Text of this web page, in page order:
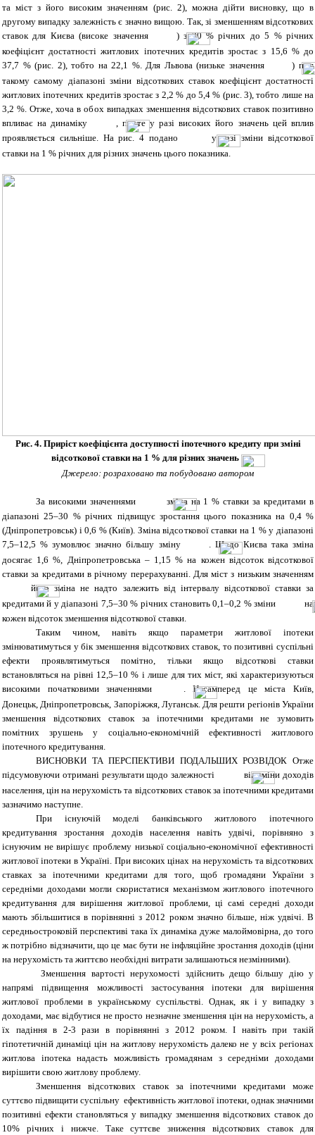
та міст з його високим значенням (рис. 2), можна дійти висновку, що в
другому випадку залежність є значно вищою. Так, зі зменшенням відсоткових
ставок для Києва (високе значення
) з 30 % річних до 5 % річних
коефіцієнт достатності житлових іпотечних кредитів зростає з 15,6 % до
37,7 % (рис. 2), тобто на 22,1 %. Для Львова (низьке значення
) при
такому самому діапазоні зміни відсоткових ставок коефіцієнт достатності
житлових іпотечних кредитів зростає з 2,2 % до 5,4 % (рис. 3), тобто лише на
3,2 %. Отже, хоча в обох випадках зменшення відсоткових ставок позитивно
впливає на динаміку
, проте у разі високих його значень цей вплив
проявляється сильніше. На рис. 4 подано
у разі зміни відсоткової
ставки на 1 % річних для різних значень цього показника.
Рис. 4. Приріст коефіцієнта доступності іпотечного кредиту при зміні
відсоткової ставки на 1 % для різних значень
Джерело: розраховано та побудовано автором
За високими значеннями
зміна на 1 % ставки за кредитами в
діапазоні 25–30 % річних підвищує зростання цього показника на 0,4 %
(Дніпропетровськ) і 0,6 % (Київ). Зміна відсоткової ставки на 1 % у діапазоні
7,5–12,5 % зумовлює значно більшу зміну
. Щодо Києва така зміна
досягає 1,6 %, Дніпропетровська – 1,15 % на кожен відсоток відсоткової
ставки за кредитами в річному перерахуванні. Для міст з низьким значенням
його зміна не надто залежить від інтервалу відсоткової ставки за
кредитами й у діапазоні 7,5–30 % річних становить 0,1–0,2 % зміни
на
кожен відсоток зменшення відсоткової ставки.
Таким чином, навіть якщо параметри житлової іпотеки
змінюватимуться у бік зменшення відсоткових ставок, то позитивні суспільні
ефекти проявлятимуться помітно, тільки якщо відсоткові ставки
встановляться на рівні 12,5–10 % і лише для тих міст, які характеризуються
високими початковими значеннями
. Насамперед це міста Київ,
Донецьк, Дніпропетровськ, Запоріжжя, Луганськ. Для решти регіонів України
зменшення відсоткових ставок за іпотечними кредитами не зумовить
помітних зрушень у соціально-економічній ефективності житлового
іпотечного кредитування.
ВИСНОВКИ ТА ПЕРСПЕКТИВИ ПОДАЛЬШИХ РОЗВІДОК Отже
підсумовуючи отримані результати щодо залежності
від зміни доходів
населення, цін на нерухомість та відсоткових ставок за іпотечними кредитами
зазначимо наступне.
При існуючій моделі банківського житлового іпотечного
кредитування зростання доходів населення навіть удвічі, порівняно з
існуючим не вирішує проблему низької соціально-економічної ефективності
житлової іпотеки в Україні. При високих цінах на нерухомість та відсоткових
ставках за іпотечними кредитами для того, щоб громадяни України з
середніми доходами могли скористатися механізмом житлового іпотечного
кредитування для вирішення житлової проблеми, ці самі середні доходи
мають збільшитися в порівнянні з 2012 роком значно більше, ніж удвічі. В
середньостроковій перспективі така їх динаміка дуже малоймовірна, до того
ж потрібно відзначити, що це має бути не інфляційне зростання доходів (ціни
на нерухомість та життєво необхідні витрати залишаються незмінними).
Зменшення вартості нерухомості здійснить дещо більшу дію у
напрямі підвищення можливості застосування іпотеки для вирішення
житлової проблеми в українському суспільстві. Однак, як і у випадку з
доходами, має відбутися не просто незначне зменшення цін на нерухомість, а
їх падіння в 2-3 рази в порівнянні з 2012 роком. І навіть при такій
гіпотетичній динаміці цін на житлову нерухомість далеко не у всіх регіонах
житлова іпотека надасть можливість громадянам з середніми доходами
вирішити свою житлову проблему.
Зменшення відсоткових ставок за іпотечними кредитами може
суттєво підвищити суспільну ефективність житлової іпотеки, однак значними
позитивні ефекти становляться у випадку зменшення відсоткових ставок до
10% річних і нижче. Таке суттєве зниження відсоткових ставок для